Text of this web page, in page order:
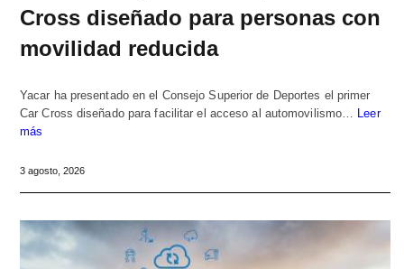
Cross diseñado para personas con
movilidad reducida
Yacar ha presentado en el Consejo Superior de Deportes el primer
Car Cross diseñado para facilitar el acceso al automovilismo…
Leer
más
3 agosto, 2026